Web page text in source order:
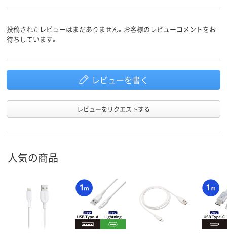
材質 PVC
投稿されたレビューはまだありません。お客様のレビューコメントをお
待ちしています。
レビューを書く
レビューをリクエストする
人気の商品